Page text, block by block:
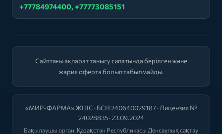
+77784974400, +77773085151
Сайттағы ақпарат танысу сипатында берілген және
жария оферта болып табылмайды.
«МИР-ФАРМА» ЖШС · БСН 240640029187 · Лицензия №
24028835 · 23.09.2024
Бақылаушы орган: Қазақстан Республикасы Денсаулық сақтау